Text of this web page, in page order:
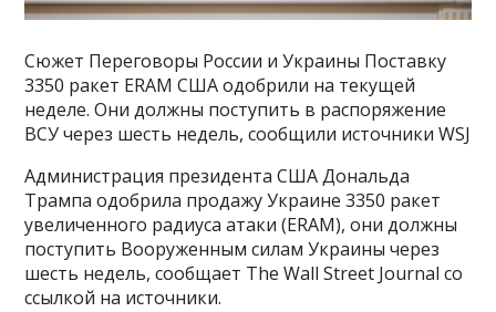
Сюжет Переговоры России и Украины Поставку
3350 ракет ERAM США одобрили на текущей
неделе. Они должны поступить в распоряжение
ВСУ через шесть недель, сообщили источники WSJ
Администрация президента США Дональда
Трампа одобрила продажу Украине 3350 ракет
увеличенного радиуса атаки (ERAM), они должны
поступить Вооруженным силам Украины через
шесть недель, сообщает The Wall Street Journal со
ссылкой на источники.